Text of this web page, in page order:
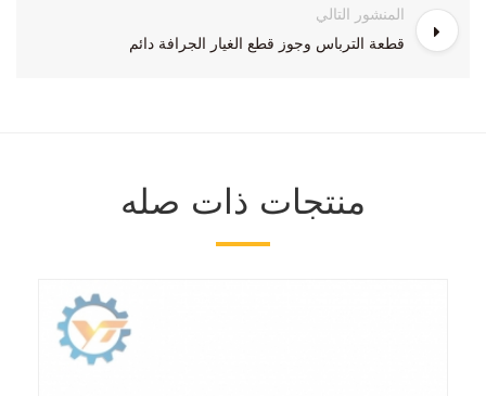
المنشور التالي
قطعة الترباس وجوز قطع الغيار الجرافة دائم
منتجات ذات صله